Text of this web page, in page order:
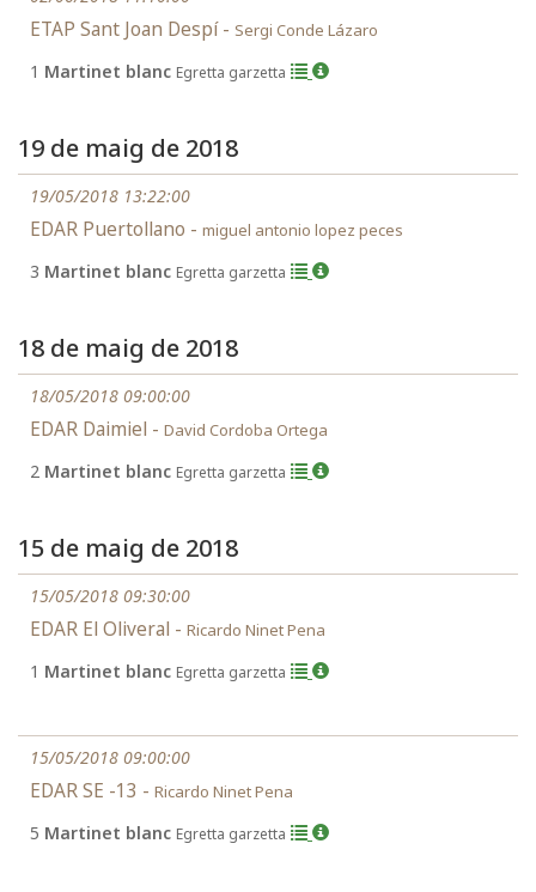
ETAP Sant Joan Despí - Sergi Conde Lázaro
1 Martinet blanc Egretta garzetta
19 de maig de 2018
19/05/2018 13:22:00
EDAR Puertollano - miguel antonio lopez peces
3 Martinet blanc Egretta garzetta
18 de maig de 2018
18/05/2018 09:00:00
EDAR Daimiel - David Cordoba Ortega
2 Martinet blanc Egretta garzetta
15 de maig de 2018
15/05/2018 09:30:00
EDAR El Oliveral - Ricardo Ninet Pena
1 Martinet blanc Egretta garzetta
15/05/2018 09:00:00
EDAR SE -13 - Ricardo Ninet Pena
5 Martinet blanc Egretta garzetta